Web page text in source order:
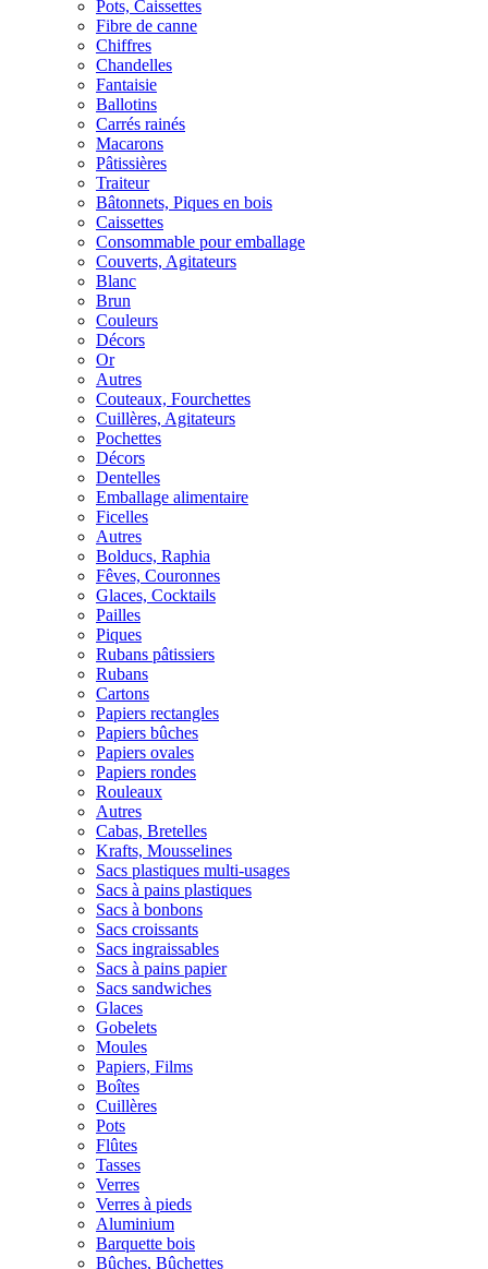
Pots, Caissettes
Fibre de canne
Chiffres
Chandelles
Fantaisie
Ballotins
Carrés rainés
Macarons
Pâtissières
Traiteur
Bâtonnets, Piques en bois
Caissettes
Consommable pour emballage
Couverts, Agitateurs
Blanc
Brun
Couleurs
Décors
Or
Autres
Couteaux, Fourchettes
Cuillères, Agitateurs
Pochettes
Décors
Dentelles
Emballage alimentaire
Ficelles
Autres
Bolducs, Raphia
Fêves, Couronnes
Glaces, Cocktails
Pailles
Piques
Rubans pâtissiers
Rubans
Cartons
Papiers rectangles
Papiers bûches
Papiers ovales
Papiers rondes
Rouleaux
Autres
Cabas, Bretelles
Krafts, Mousselines
Sacs plastiques multi-usages
Sacs à pains plastiques
Sacs à bonbons
Sacs croissants
Sacs ingraissables
Sacs à pains papier
Sacs sandwiches
Glaces
Gobelets
Moules
Papiers, Films
Boîtes
Cuillères
Pots
Flûtes
Tasses
Verres
Verres à pieds
Aluminium
Barquette bois
Bûches, Bûchettes